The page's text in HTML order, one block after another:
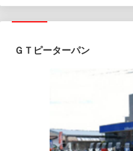
ＧＴピーターパン